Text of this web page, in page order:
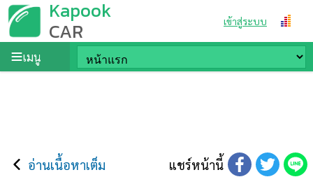
Kapook
CAR เข้าสู่ระบบ
เมนู
อ่านเนื้อหาเต็ม แชร์หน้านี้